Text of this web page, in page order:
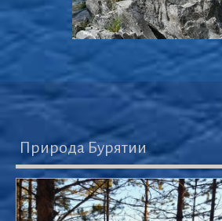
Природа Бурятии